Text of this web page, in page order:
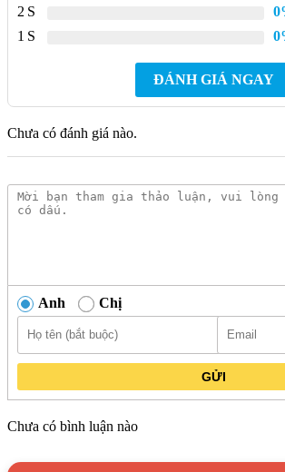
Vòi lavabo Kanly KLA43 được chế tác từ
với lớp mạ crom bên ngoài, giúp tăng khả
duy trì độ ổn định khi tiếp xúc với nước
chế biến dạng trong quá trình sử dụng lâu dài.
2
1
ĐÁNH GIÁ NGAY
Chưa có đánh giá nào.
Anh Chị
GỬI
Chưa có bình luận nào